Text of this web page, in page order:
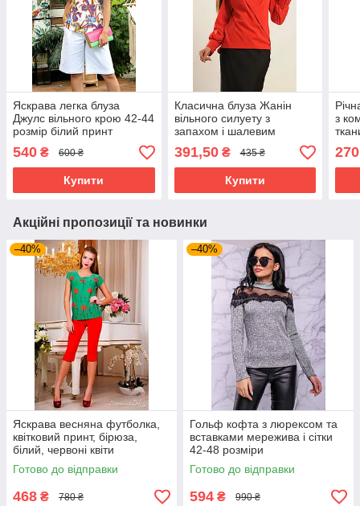
Яскрава легка блуза
Джулс вільного крою 42-44
розмір білий принт
540 ₴ 600 ₴
Купити
Класична блуза Жанін
вільного силуету з
запахом і шалевим
коміром 42-44 розміри
391,50₴ 435 ₴
Купити
з
270
Акційні пропозиції та новинки
–40%
Яскрава весняна футболка,
квітковий принт, бірюза,
білий, червоні квіти
Готово до відправки
468 ₴ 780 ₴
–40%
Гольф кофта з люрексом та
вставками мережива і сітки
42-48 розміри
Готово до відправки
594 ₴ 990 ₴